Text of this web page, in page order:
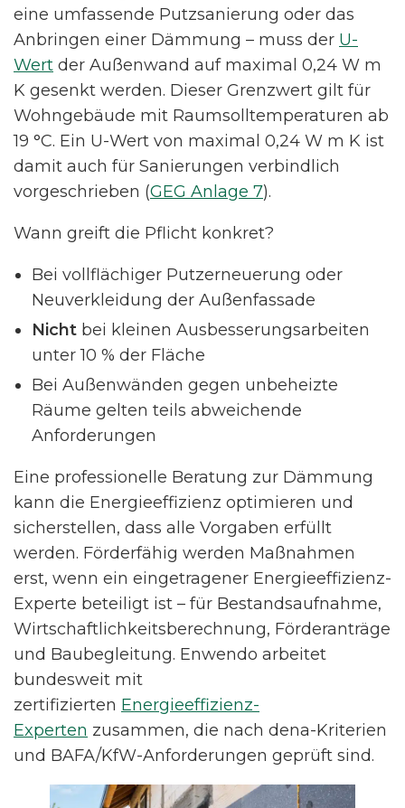
eine umfassende Putzsanierung oder das
Anbringen einer Dämmung – muss der U-
Wert der Außenwand auf maximal 0,24 W m
K gesenkt werden. Dieser Grenzwert gilt für
Wohngebäude mit Raumsolltemperaturen ab
19 °C. Ein U-Wert von maximal 0,24 W m K ist
damit auch für Sanierungen verbindlich
vorgeschrieben (GEG Anlage 7).
Wann greift die Pflicht konkret?
Bei vollflächiger Putzerneuerung oder
Neuverkleidung der Außenfassade
Nicht bei kleinen Ausbesserungsarbeiten
unter 10 % der Fläche
Bei Außenwänden gegen unbeheizte
Räume gelten teils abweichende
Anforderungen
Eine professionelle Beratung zur Dämmung
kann die Energieeffizienz optimieren und
sicherstellen, dass alle Vorgaben erfüllt
werden. Förderfähig werden Maßnahmen
erst, wenn ein eingetragener Energieeffizienz-
Experte beteiligt ist – für Bestandsaufnahme,
Wirtschaftlichkeitsberechnung, Förderanträge
und Baubegleitung. Enwendo arbeitet
bundesweit mit
zertifizierten Energieeffizienz-
Experten zusammen, die nach dena-Kriterien
und BAFA/KfW-Anforderungen geprüft sind.